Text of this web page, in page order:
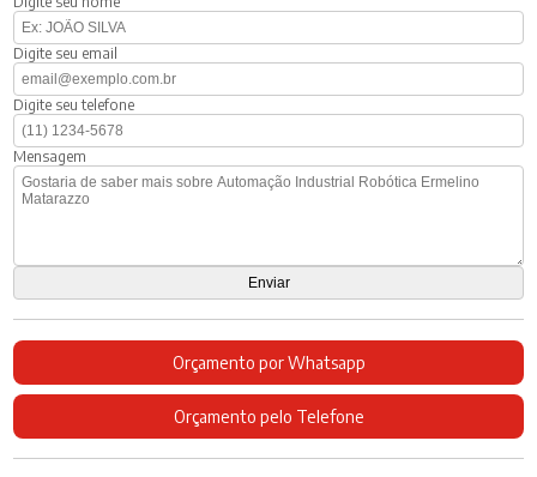
Digite seu email
Digite seu telefone
Mensagem
Orçamento por Whatsapp
Orçamento pelo Telefone